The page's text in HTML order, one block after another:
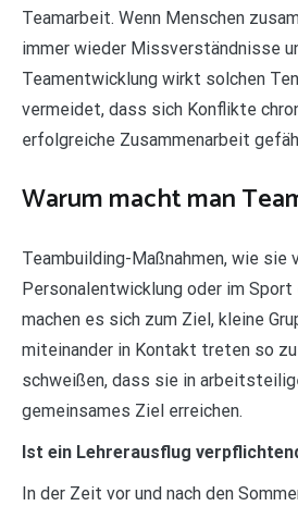
Teamarbeit. Wenn Menschen
immer wieder Missverständnisse
Teamentwicklung wirkt solchen
vermeidet, dass sich Konflikte
erfolgreiche Zusammenarbeit
Warum macht man
Teambuilding-Maßnahmen, wie sie
Personalentwicklung oder im
machen es sich zum Ziel, kleine
miteinander in Kontakt treten so
schweißen, dass sie in
gemeinsames Ziel erreichen.
Ist ein Lehrerausflug
In der Zeit vor und nach den